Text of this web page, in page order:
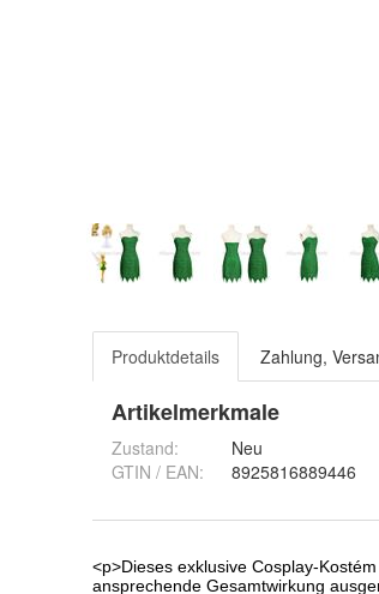
Produktdetails Zahlung,
Artikelmerkmale
Zustand:
Neu
GTIN / EAN:
8925816889446